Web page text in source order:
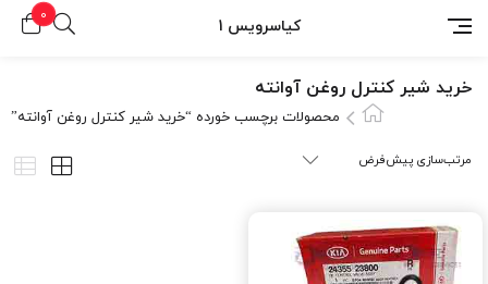
کیاسرویس 1
0
خرید شیر کنترل روغن آوانته
محصولات برچسب خورده “خرید شیر کنترل روغن آوانته”